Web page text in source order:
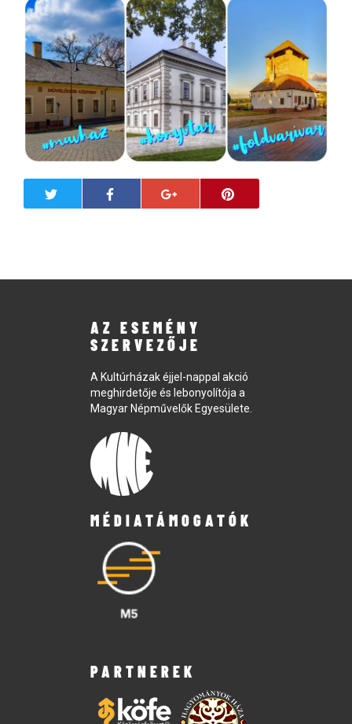
AZ ESEMÉNY
SZERVEZŐJE
A Kultúrházak éjjel-nappal akció
meghirdetője és lebonyolítója a
Magyar Népművelők Egyesülete.
MÉDIATÁMOGATÓK
PARTNEREK